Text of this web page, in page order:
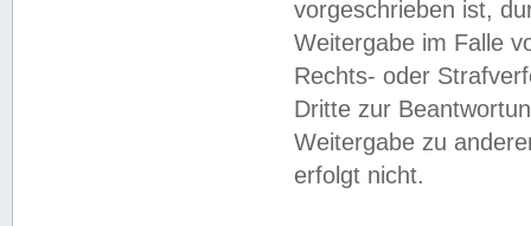
vorgeschrieben ist,
Weitergabe im Falle
Rechts- oder
Dritte zur
Weitergabe zu
erfolgt nicht.